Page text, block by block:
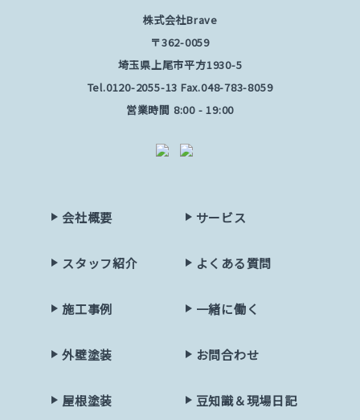
株式会社Brave
〒362-0059
埼玉県上尾市平方1930-5
Tel.0120-2055-13 Fax.048-783-8059
営業時間 8:00 - 19:00
会社概要
スタッフ紹介
施工事例
外壁塗装
屋根塗装
サービス
よくある質問
一緒に働く
お問合わせ
豆知識＆現場日記